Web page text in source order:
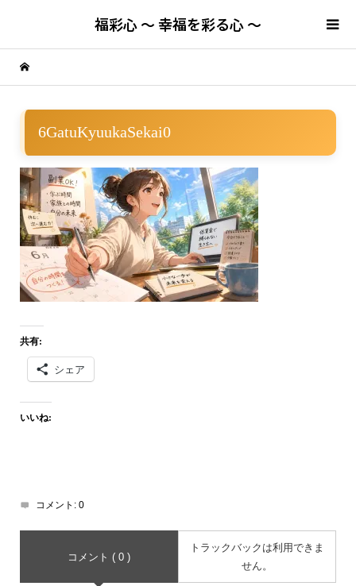
福彩心 ～ 幸福を彩る心 ～
6GatuKyuukaSekai0
共有:
シェア
いいね:
コメント: 0
コメント ( 0 )
トラックバックは利用できま
せん。